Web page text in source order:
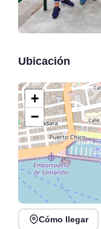
Ubicación
+
−
Cómo llegar